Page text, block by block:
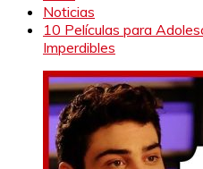
Noticias
10 Películas para
Imperdibles